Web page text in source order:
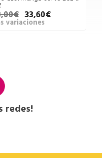
33,60€
variaciones
redes!